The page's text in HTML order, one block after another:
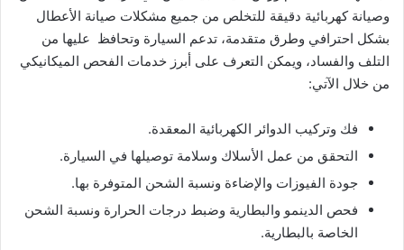
وصيانة كهربائية دقيقة للتخلص من جميع مشكلات صيانة الأعطال
بشكل احترافي وطرق متقدمة، تدعم السيارة وتحافظ عليها من
التلف والفساد، ويمكن التعرف على أبرز خدمات الفحص الميكانيكي
من خلال الآتي:
فك وتركيب الدوائر الكهربائية المعقدة.
التحقق من عمل الأسلاك وسلامة توصيلها في السيارة.
جودة الفيوزات والإضاءة ونسبة الشحن المتوفرة بها.
فحص الدينمو والبطارية وضبط درجات الحرارة ونسبة الشحن
الخاصة بالبطارية.